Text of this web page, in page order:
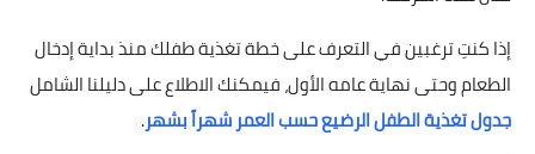
إذا كنتِ ترغبين في التعرف على خطة تغذية طفلك منذ بداية إدخال
الطعام وحتى نهاية عامه الأول، فيمكنك الاطلاع على دليلنا الشامل
جدول تغذية الطفل الرضيع حسب العمر شهراً بشهر.